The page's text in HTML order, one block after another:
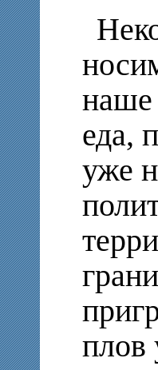
наше
еда,
уже
плов